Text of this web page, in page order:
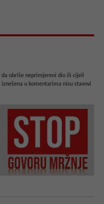
da obriše neprimjereni dio ili cijeli
u komentarima nisu stavovi